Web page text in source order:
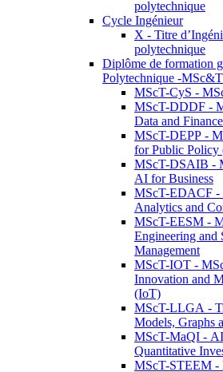
polytechnique
Cycle Ingénieur
X - Titre
polytechnique
Diplôme de formation
Polytechnique -MSc&T
MScT-CyS -
MScT-DDDF -
Data and
MScT-DEPP -
for Public Policy
MScT-DSAIB -
AI for Business
MScT-EDACF -
Analytics and
MScT-EESM -
Engineering and
Management
MScT-IOT -
Innovation and
(IoT)
MScT-LLGA -
Models, Graphs
MScT-MaQI -
Quantitative
MScT-STEEM -